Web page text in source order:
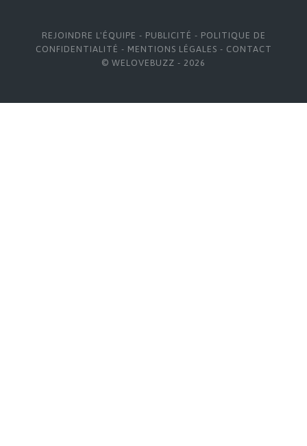
REJOINDRE L'ÉQUIPE - PUBLICITÉ - POLITIQUE DE
CONFIDENTIALITÉ - MENTIONS LÉGALES - CONTACT
© WELOVEBUZZ - 2026